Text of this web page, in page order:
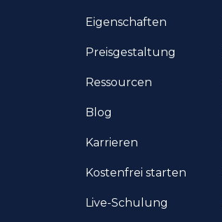
Eigenschaften
Preisgestaltung
Ressourcen
Blog
Karrieren
Kostenfrei starten
Live-Schulung